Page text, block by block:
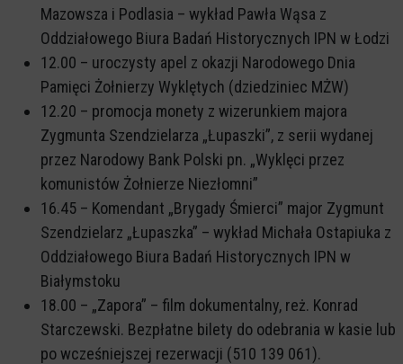
Mazowsza i Podlasia – wykład Pawła Wąsa z
Oddziałowego Biura Badań Historycznych IPN w Łodzi
12.00 – uroczysty apel z okazji Narodowego Dnia
Pamięci Żołnierzy Wyklętych (dziedziniec MŻW)
12.20 – promocja monety z wizerunkiem majora
Zygmunta Szendzielarza „Łupaszki”, z serii wydanej
przez Narodowy Bank Polski pn. „Wyklęci przez
komunistów Żołnierze Niezłomni”
16.45 – Komendant „Brygady Śmierci” major Zygmunt
Szendzielarz „Łupaszka” – wykład Michała Ostapiuka z
Oddziałowego Biura Badań Historycznych IPN w
Białymstoku
18.00 – „Zapora” – film dokumentalny, reż. Konrad
Starczewski. Bezpłatne bilety do odebrania w kasie lub
po wcześniejszej rezerwacji (510 139 061).